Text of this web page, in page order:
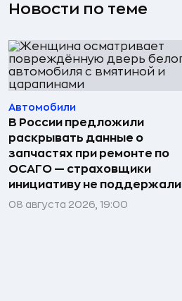
Новости по теме
Автомобили
В России предложили
раскрывать данные о
запчастях при ремонте по
ОСАГО — страховщики
инициативу не поддержали
08 августа 2026, 19:00